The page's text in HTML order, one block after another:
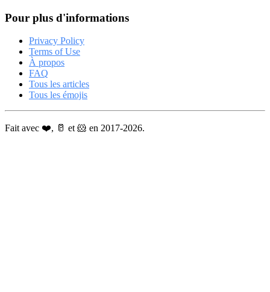
Pour plus d'informations
Privacy Policy
Terms of Use
À propos
FAQ
Tous les articles
Tous les émojis
Fait avec ❤️, 🥛 et 🐹 en 2017-2026.